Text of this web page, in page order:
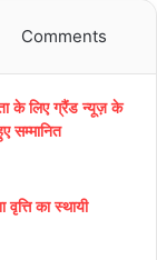
Comments
के लिए ग्रैंड न्यूज़ के
सम्मानित
का स्थायी